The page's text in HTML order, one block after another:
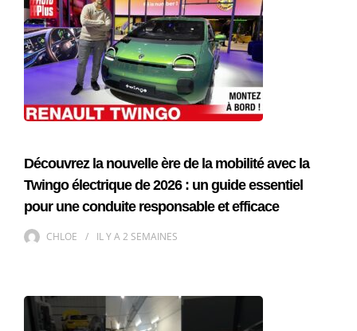
Découvrez la nouvelle ère de la mobilité avec la
Twingo électrique de 2026 : un guide essentiel
pour une conduite responsable et efficace
CHLOE IL Y A2 SEMAINES